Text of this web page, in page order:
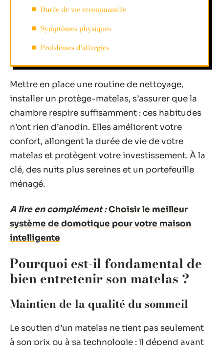
Durée de vie recommandée
Symptômes physiques
Problèmes d’allergies
Mettre en place une routine de nettoyage,
installer un protège-matelas, s’assurer que la
chambre respire suffisamment : ces habitudes
n’ont rien d’anodin. Elles améliorent votre
confort, allongent la durée de vie de votre
matelas et protègent votre investissement. À la
clé, des nuits plus sereines et un portefeuille
ménagé.
A lire en complément :Choisir le meilleur
système de domotique pour votre maison
intelligente
Pourquoi est-il fondamental de
bien entretenir son matelas ?
Maintien de la qualité du sommeil
Le soutien d’un matelas ne tient pas seulement
à son prix ou à sa technologie : il dépend avant